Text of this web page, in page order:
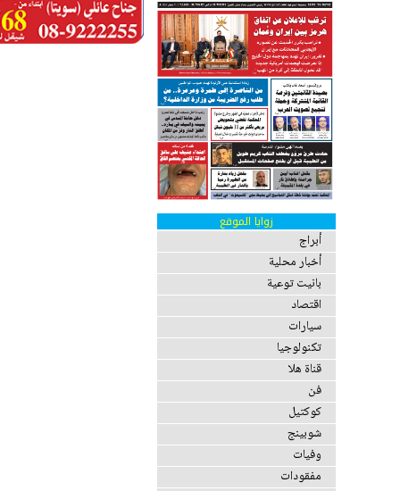
زوايا الموقع
أبراج
أخبار محلية
بانيت توعية
اقتصاد
سيارات
تكنولوجيا
قناة هلا
فن
كوكتيل
شوبينج
وفيات
مفقودات